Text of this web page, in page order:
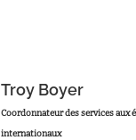
Troy Boyer
Coordonnateur des services aux
internationaux